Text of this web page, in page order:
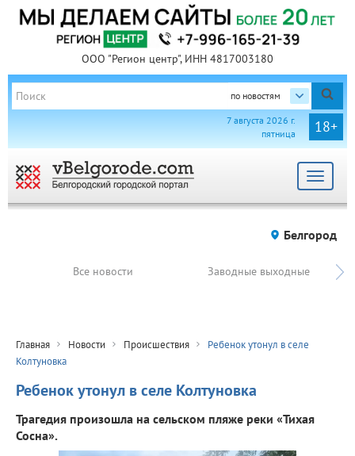
ООО "Регион центр", ИНН 4817003180
по новостям
18+
7 августа 2026 г.
пятница
Toggle
Белгород
Все новости Заводные выходные
Главная Новости Происшествия
Ребенок утонул в селе
Колтуновка
Ребенок утонул в селе Колтуновка
Трагедия произошла на сельском пляже реки «Тихая
Сосна».